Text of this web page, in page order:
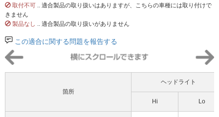
取付不可 .. 適合製品の取り扱いはありますが、こちらの車種には取り付けで
きません
製品なし .. 適合製品の取り扱いがありません
この適合に関する問題を報告する
箇所
ヘッドライト
Hi Lo